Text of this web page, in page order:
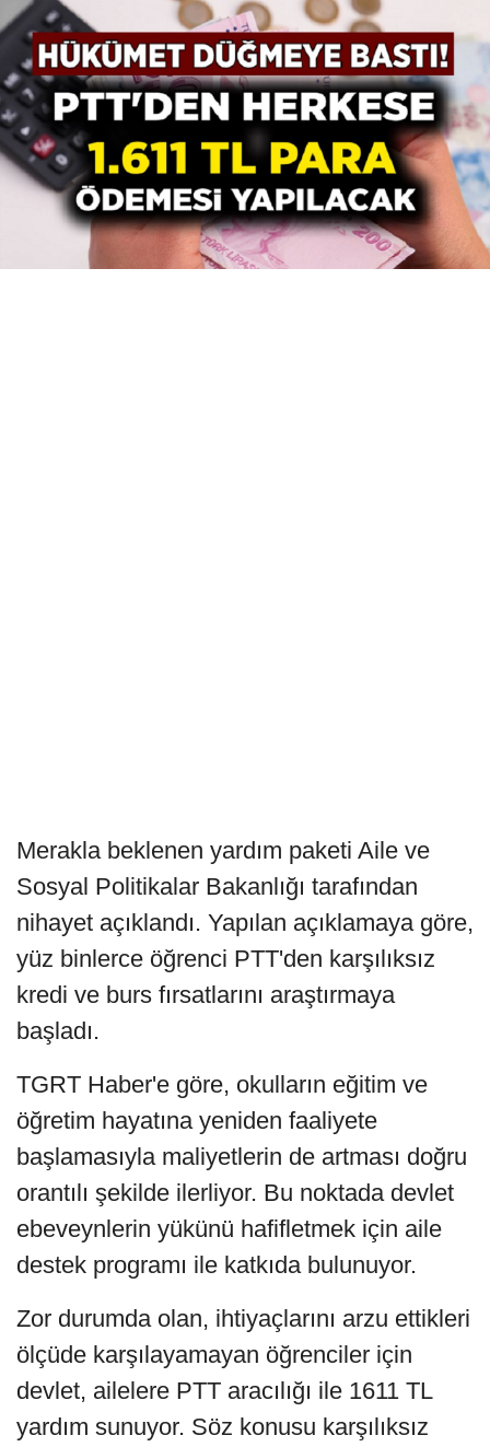
Merakla beklenen yardım paketi Aile ve
Sosyal Politikalar Bakanlığı tarafından
nihayet açıklandı. Yapılan açıklamaya göre,
yüz binlerce öğrenci PTT'den karşılıksız
kredi ve burs fırsatlarını araştırmaya
başladı.
TGRT Haber'e göre, okulların eğitim ve
öğretim hayatına yeniden faaliyete
başlamasıyla maliyetlerin de artması doğru
orantılı şekilde ilerliyor. Bu noktada devlet
ebeveynlerin yükünü hafifletmek için aile
destek programı ile katkıda bulunuyor.
Zor durumda olan, ihtiyaçlarını arzu ettikleri
ölçüde karşılayamayan öğrenciler için
devlet, ailelere PTT aracılığı ile 1611 TL
yardım sunuyor. Söz konusu karşılıksız